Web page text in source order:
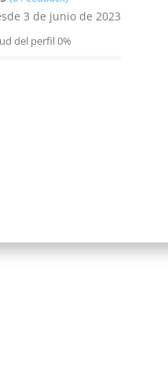
3 de junio de 2023
del perfil0%